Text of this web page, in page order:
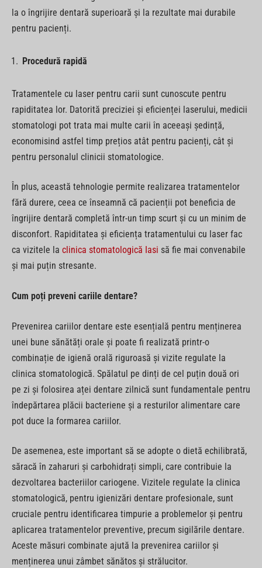
la o îngrijire dentară superioară și la rezultate mai durabile
pentru pacienți.
Procedură rapidă
Tratamentele cu laser pentru carii sunt cunoscute pentru
rapiditatea lor. Datorită preciziei și eficienței laserului, medicii
stomatologi pot trata mai multe carii în aceeași ședință,
economisind astfel timp prețios atât pentru pacienți, cât și
pentru personalul clinicii stomatologice.
În plus, această tehnologie permite realizarea tratamentelor
fără durere, ceea ce înseamnă că pacienții pot beneficia de
îngrijire dentară completă într-un timp scurt și cu un minim de
disconfort. Rapiditatea și eficiența tratamentului cu laser fac
ca vizitele la clinica stomatologică Iasi să fie mai convenabile
și mai puțin stresante.
Cum poți preveni cariile dentare?
Prevenirea cariilor dentare este esențială pentru menținerea
unei bune sănătăți orale și poate fi realizată printr-o
combinație de igienă orală riguroasă și vizite regulate la
clinica stomatologică. Spălatul pe dinți de cel puțin două ori
pe zi și folosirea aței dentare zilnică sunt fundamentale pentru
îndepărtarea plăcii bacteriene și a resturilor alimentare care
pot duce la formarea cariilor.
De asemenea, este important să se adopte o dietă echilibrată,
săracă în zaharuri și carbohidrați simpli, care contribuie la
dezvoltarea bacteriilor cariogene. Vizitele regulate la clinica
stomatologică, pentru igienizări dentare profesionale, sunt
cruciale pentru identificarea timpurie a problemelor și pentru
aplicarea tratamentelor preventive, precum sigilările dentare.
Aceste măsuri combinate ajută la prevenirea cariilor și
menținerea unui zâmbet sănătos și strălucitor.